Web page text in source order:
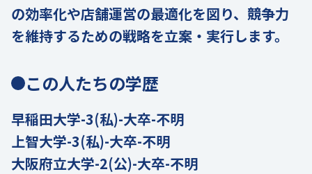
の効率化や店舗運営の最適化を図り、競争力
を維持するための戦略を立案・実行します。
この人たちの学歴
早稲田大学-3(私)-大卒-不明
上智大学-3(私)-大卒-不明
大阪府立大学-2(公)-大卒-不明